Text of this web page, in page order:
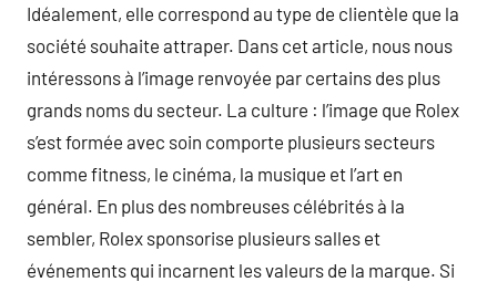
Idéalement, elle correspond au type de clientèle que la
société souhaite attraper. Dans cet article, nous nous
intéressons à l’image renvoyée par certains des plus
grands noms du secteur. La culture : l’image que Rolex
s’est formée avec soin comporte plusieurs secteurs
comme fitness, le cinéma, la musique et l’art en
général. En plus des nombreuses célébrités à la
sembler, Rolex sponsorise plusieurs salles et
événements qui incarnent les valeurs de la marque. Si